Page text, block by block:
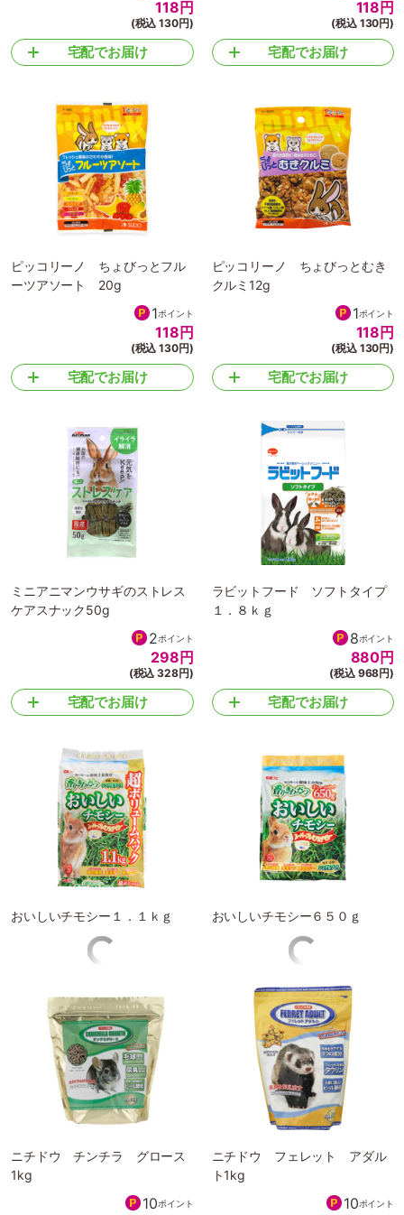
118 円
(税込 130円)
宅配でお届け
118 円
(税込 130円)
宅配でお届け
ピッコリーノ ちょびっとフル
ーツアソート 20g
1ポイント
118 円
(税込 130円)
宅配でお届け
ピッコリーノ ちょびっとむき
クルミ12g
1ポイント
118 円
(税込 130円)
宅配でお届け
ミニアニマンウサギのストレス
ケアスナック50g
2ポイント
298 円
(税込 328円)
宅配でお届け
ラビットフード ソフトタイプ
１．８ｋｇ
8ポイント
880円
(税込 968円)
宅配でお届け
おいしいチモシー１．１ｋｇ おいしいチモシー６５０ｇ
宅配でお届け